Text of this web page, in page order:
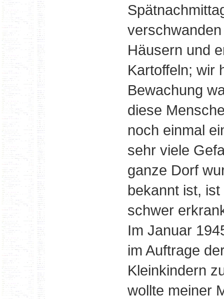
Häusern und
Kartoffeln; wir
Bewachung
diese
noch einmal
sehr viele
ganze Dorf
bekannt ist,
schwer
Im Januar
im Auftrage
Kleinkindern
wollte meiner